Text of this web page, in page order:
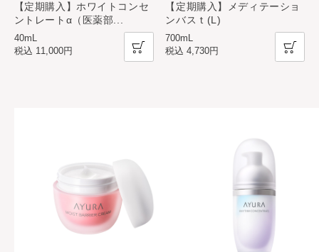
【定期購入】ホワイトコンセ
ントレートα（医薬部
40mL
税込 11,000円
【定期購入】メディテーショ
ンバスｔ(L)
700mL
税込4,730円